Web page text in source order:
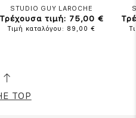
STUDIO GUY LAROCHE
Τρέχουσα τιμή: 75,00 €
Τιμή καταλόγου: 89,00 €
TOP